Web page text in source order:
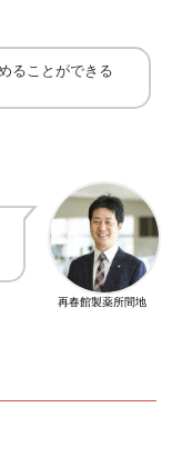
ることができる
再春館製薬所間地